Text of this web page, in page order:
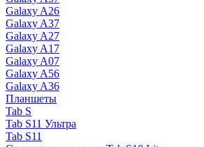
Galaxy A26
Galaxy A37
Galaxy A27
Galaxy A17
Galaxy A07
Galaxy A56
Galaxy A36
Планшеты
Tab S
Tab S11 Ультра
Tab S11